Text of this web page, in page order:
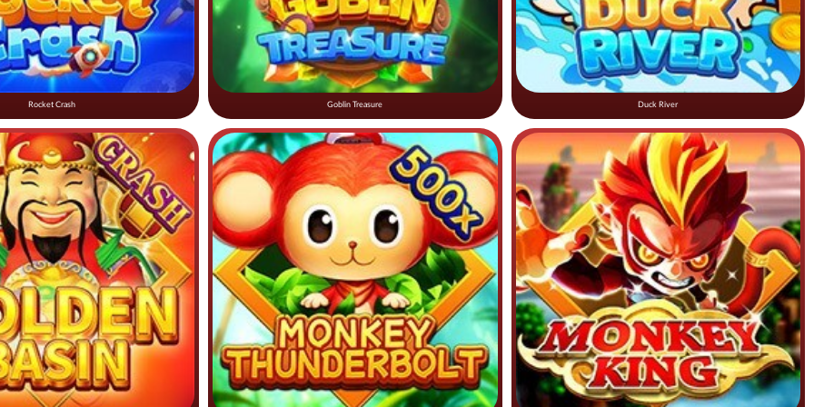
Rocket Crash Goblin Treasure Duck River